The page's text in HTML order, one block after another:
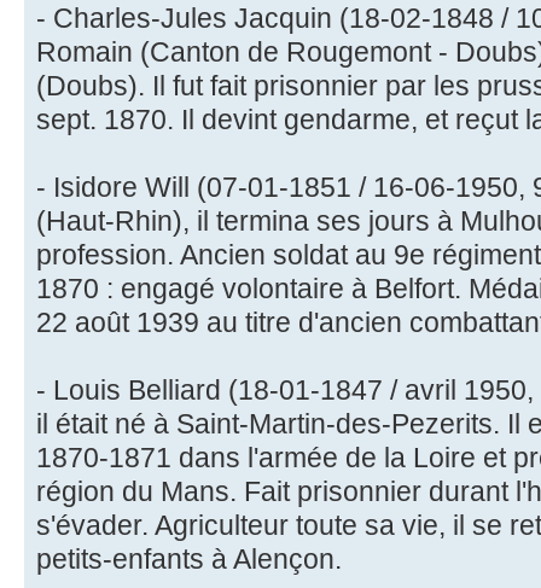
- Charles-Jules Jacquin (18-02-1848 /
Romain (Canton de Rougemont -
(Doubs). Il fut fait prisonnier par les
sept. 1870. Il devint gendarme, et reçut
- Isidore Will (07-01-1851 / 16-06-1950,
(Haut-Rhin), il termina ses jours à
profession. Ancien soldat au 9e
1870 : engagé volontaire à Belfort.
22 août 1939 au titre d'ancien
- Louis Belliard (18-01-1847 / avril
il était né à Saint-Martin-des-Pezerits. Il
1870-1871 dans l'armée de la Loire et
région du Mans. Fait prisonnier durant
s'évader. Agriculteur toute sa vie, il se
petits-enfants à Alençon.